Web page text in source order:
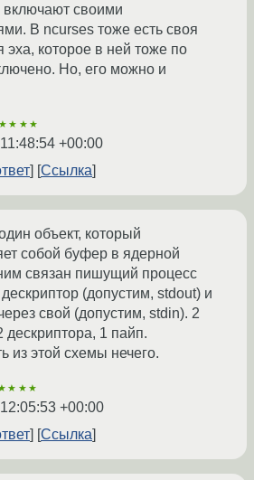
включают своими
В ncurses тоже есть своя
эха, которое в ней тоже по
Но, его можно и
+00:00
Ссылка
объект, который
собой буфер в ядерной
связан пишущий процесс
(допустим, stdout) и
свой (допустим, stdin). 2
дескриптора, 1 пайп.
из этой схемы нечего.
+00:00
Ссылка